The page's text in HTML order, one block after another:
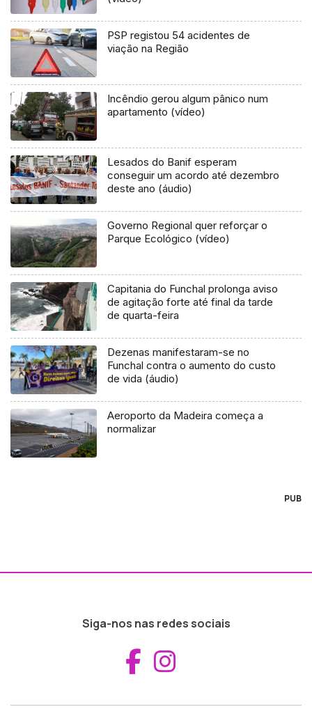
PSP registou 54 acidentes de
viação na Região
Incêndio gerou algum pânico num
apartamento (vídeo)
Lesados do Banif esperam
conseguir um acordo até dezembro
deste ano (áudio)
Governo Regional quer reforçar o
Parque Ecológico (vídeo)
Capitania do Funchal prolonga aviso
de agitação forte até final da tarde
de quarta-feira
Dezenas manifestaram-se no
Funchal contra o aumento do custo
de vida (áudio)
Aeroporto da Madeira começa a
normalizar
PUB
Siga-nos nas redes sociais
Aceder ao